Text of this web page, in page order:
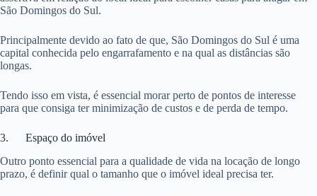
São Domingos do Sul.
Principalmente devido ao fato de que, São Domingos do Sul é uma
capital conhecida pelo engarrafamento e na qual as distâncias são
longas.
Tendo isso em vista, é essencial morar perto de pontos de interesse
para que consiga ter minimização de custos e de perda de tempo.
3. Espaço do imóvel
Outro ponto essencial para a qualidade de vida na locação de longo
prazo, é definir qual o tamanho que o imóvel ideal precisa ter.